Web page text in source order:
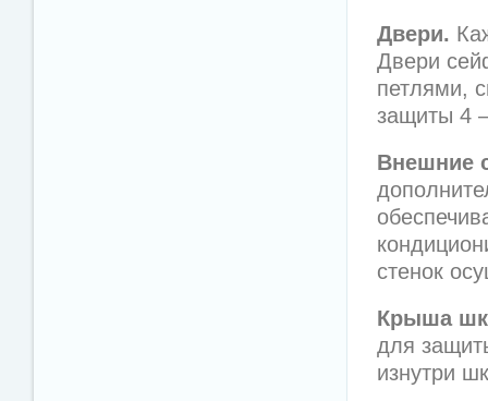
Двери.
Двери
петлями,
защиты 4
Внешние
стенок
Крыша
для
изнутри